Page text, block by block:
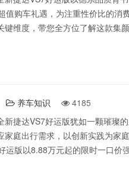
值购车礼遇，为注重性价比的消
维度，带您全方位了解这款集
养车知识
4185
新捷达VS7好运版犹如一颗璀璨
家庭出行需求，以创新实践为家
运版以8.88万元起的限时一口价